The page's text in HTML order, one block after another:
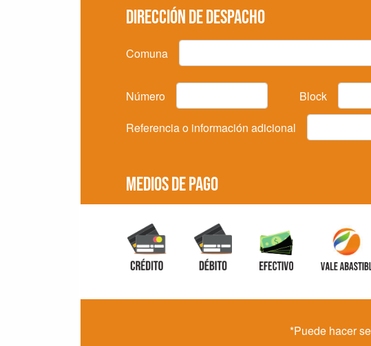
Dirección de despacho
Comuna
Número Block
Referencia o información adicional
MEDIOS DE PAGO
*Puede hacer